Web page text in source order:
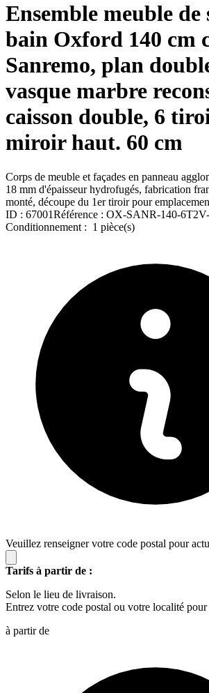
Ensemble meuble de
bain Oxford 140 cm
Sanremo, plan
vasque marbre
caisson double, 6
miroir haut. 60 cm
Corps de meuble et façades en panneau
18 mm d'épaisseur hydrofugés, fabrication
monté, découpe du 1er tiroir pour
ID : 67001Référence : OX-SANR-140-
Conditionnement : 1 pièce(s)
Veuillez renseigner votre code postal pour
Tarifs à partir de :
Selon le lieu de livraison.
Entrez votre code postal ou votre localité
à partir de